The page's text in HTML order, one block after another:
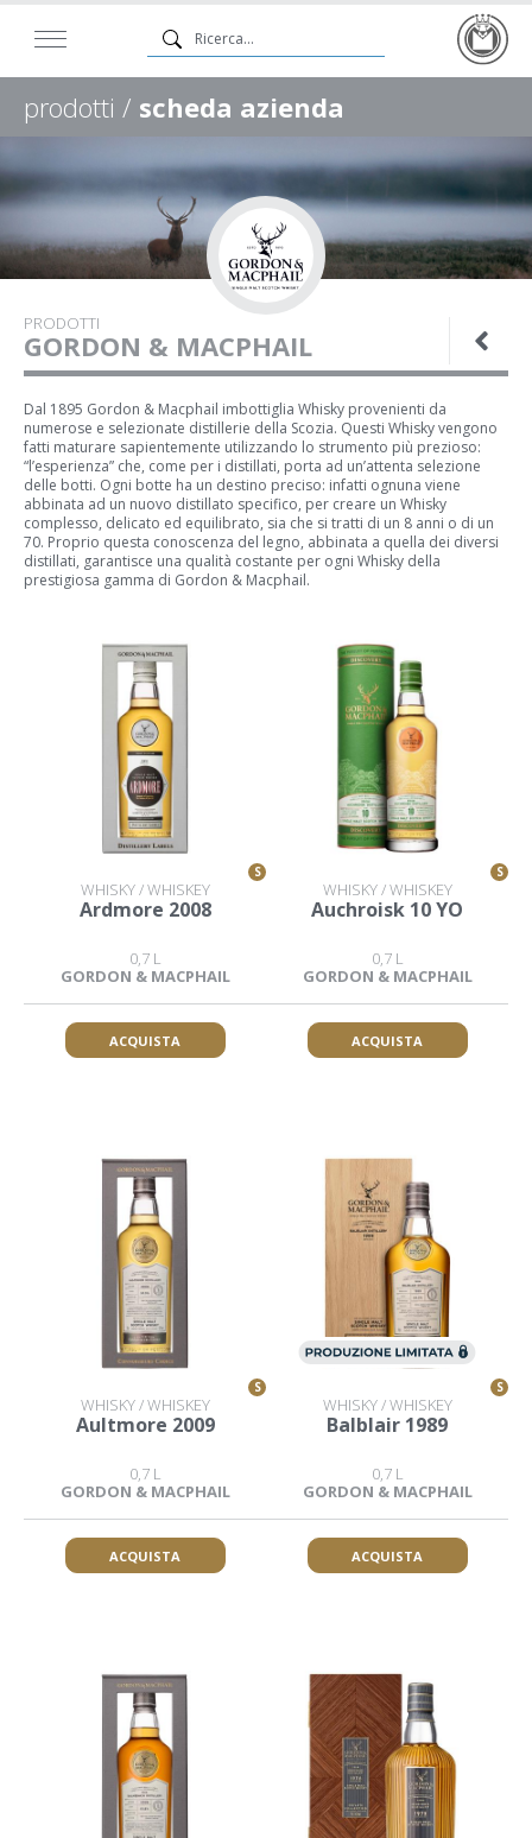
prodotti / scheda azienda
PRODOTTI
GORDON & MACPHAIL
Dal 1895 Gordon & Macphail imbottiglia Whisky provenienti da
numerose e selezionate distillerie della Scozia. Questi Whisky vengono
fatti maturare sapientemente utilizzando lo strumento più prezioso:
“l’esperienza” che, come per i distillati, porta ad un’attenta selezione
delle botti. Ogni botte ha un destino preciso: infatti ognuna viene
abbinata ad un nuovo distillato specifico, per creare un Whisky
complesso, delicato ed equilibrato, sia che si tratti di un 8 anni o di un
70. Proprio questa conoscenza del legno, abbinata a quella dei diversi
distillati, garantisce una qualità costante per ogni Whisky della
prestigiosa gamma di Gordon & Macphail.
S
WHISKY / WHISKEY
Ardmore 2008
0,7 L
GORDON & MACPHAIL
ACQUISTA
S
WHISKY / WHISKEY
Auchroisk 10 YO
0,7 L
GORDON & MACPHAIL
ACQUISTA
S
WHISKY / WHISKEY
Aultmore 2009
0,7 L
GORDON & MACPHAIL
ACQUISTA
S
WHISKY / WHISKEY
Balblair 1989
0,7 L
GORDON & MACPHAIL
ACQUISTA